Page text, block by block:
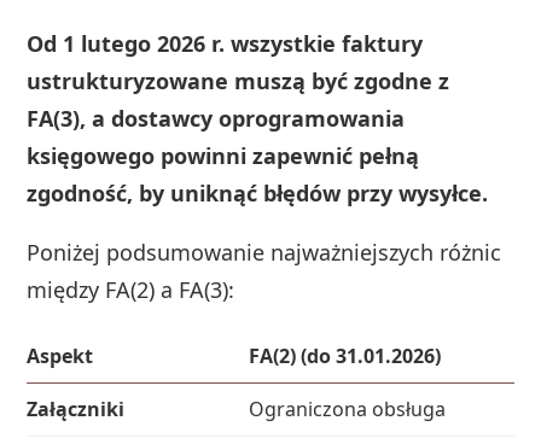
Od 1 lutego 2026 r. wszystkie faktury
ustrukturyzowane muszą być zgodne z
FA(3), a dostawcy oprogramowania
księgowego powinni zapewnić pełną
zgodność, by uniknąć błędów przy wysyłce.
Poniżej podsumowanie najważniejszych różnic
między FA(2) a FA(3):
Aspekt
FA(2) (do 31.01.2026)
Załączniki
Ograniczona obsługa